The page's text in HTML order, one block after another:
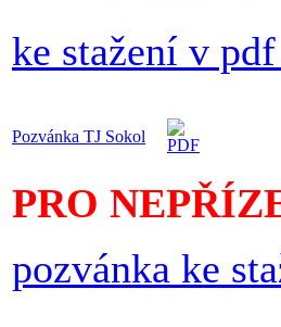
ke stažení v
Pozvánka TJ Sokol
PRO
pozvánka ke